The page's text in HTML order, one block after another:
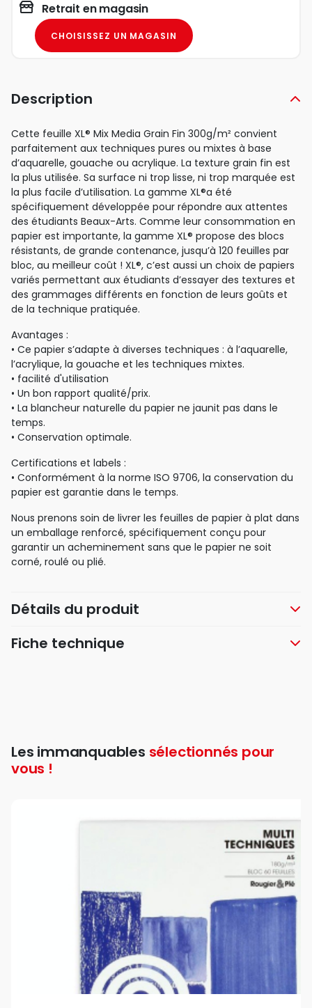
Retrait en magasin
CHOISISSEZ UN MAGASIN
Description
Cette feuille XL® Mix Media Grain Fin 300g/m² convient
parfaitement aux techniques pures ou mixtes à base
d’aquarelle, gouache ou acrylique. La texture grain fin est
la plus utilisée. Sa surface ni trop lisse, ni trop marquée est
la plus facile d’utilisation. La gamme XL®a été
spécifiquement développée pour répondre aux attentes
des étudiants Beaux-Arts. Comme leur consommation en
papier est importante, la gamme XL® propose des blocs
résistants, de grande contenance, jusqu’à 120 feuilles par
bloc, au meilleur coût ! XL®, c’est aussi un choix de papiers
variés permettant aux étudiants d’essayer des textures et
des grammages différents en fonction de leurs goûts et
de la technique pratiquée.
Avantages :
• Ce papier s’adapte à diverses techniques : à l’aquarelle,
l’acrylique, la gouache et les techniques mixtes.
• facilité d'utilisation
• Un bon rapport qualité/prix.
• La blancheur naturelle du papier ne jaunit pas dans le
temps.
• Conservation optimale.
Certifications et labels :
• Conformément à la norme ISO 9706, la conservation du
papier est garantie dans le temps.
Nous prenons soin de livrer les feuilles de papier à plat dans
un emballage renforcé, spécifiquement conçu pour
garantir un acheminement sans que le papier ne soit
corné, roulé ou plié.
Détails du produit
Fiche technique
Les immanquables sélectionnés pour
vous !